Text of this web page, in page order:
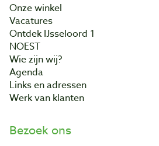
Onze winkel
Vacatures
Ontdek IJsseloord 1
NOEST
Wie zijn wij?
Agenda
Links en adressen
Werk van klanten
Bezoek ons